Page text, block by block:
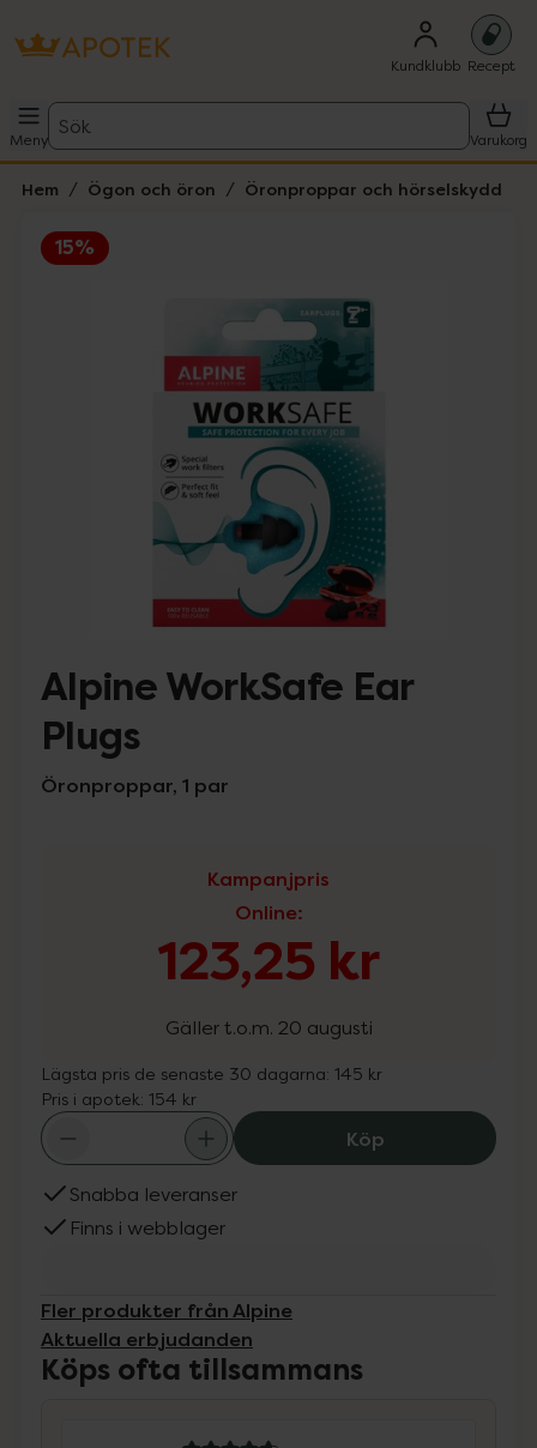
Kundklubb Recept
Meny
Sök
Varukorg
Hem Ögon och öron Öronproppar och hörselskydd
15%
Lista: . Innehåller 1 objekt.
Alpine WorkSafe Ear
Plugs
Öronproppar, 1 par
Kampanjpris
Online:
123,25 kr
Gäller t.o.m. 20 augusti
Lägsta pris de senaste 30 dagarna: 145 kr
Pris i apotek: 154 kr
KöpAlpine
Snabba leveranser
Finns i webblager
Fler produkter från Alpine
Aktuella erbjudanden
Köps ofta tillsammans